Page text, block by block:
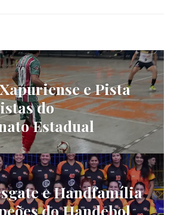
e Pista
do
Estadual
e Handfamília
do Handebol